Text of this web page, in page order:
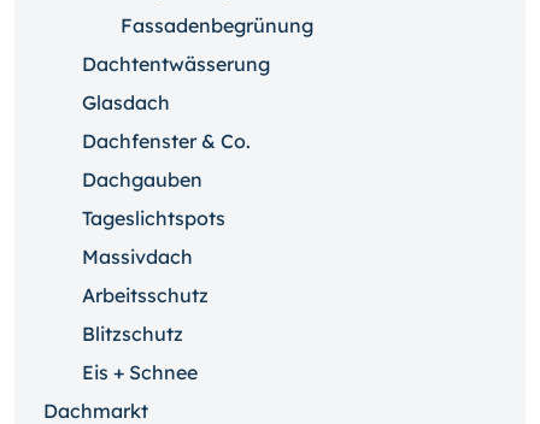
Fassadenbegrünung
Dachtentwässerung
Glasdach
Dachfenster & Co.
Dachgauben
Tageslichtspots
Massivdach
Arbeitsschutz
Blitzschutz
Eis + Schnee
Dachmarkt